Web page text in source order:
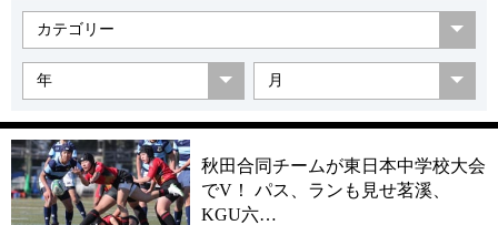
秋田合同チームが東日本中学校大会
でV！ パス、ランも見せ茗溪、
KGU六…